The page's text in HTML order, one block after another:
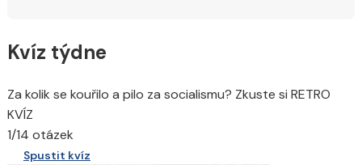
Kvíz týdne
Za kolik se kouřilo a pilo za socialismu? Zkuste si RETRO
KVÍZ
1/14 otázek
Spustit kvíz